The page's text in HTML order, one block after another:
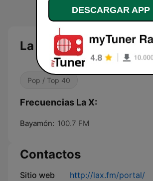
La X
Pop / Top 40
Frecuencias La X:
Bayamón: 100.7 FM
Contactos
Sitio web
http://lax.fm/portal/
DESCARGAR APP